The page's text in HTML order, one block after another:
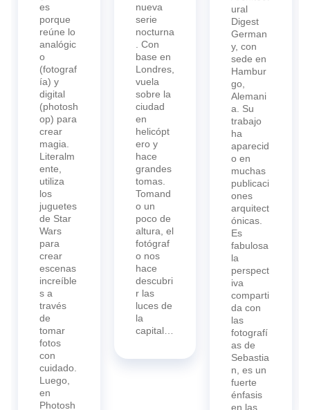
es
porque
reúne lo
analógic
o
(fotograf
ía) y
digital
(photosh
op) para
crear
magia.
Literalm
ente,
utiliza
los
juguetes
de Star
Wars
para
crear
escenas
increíble
s a
través
de
tomar
fotos
con
cuidado.
Luego,
en
Photosh
nueva
serie
nocturna
. Con
base en
Londres,
vuela
sobre la
ciudad
en
helicópt
ero y
hace
grandes
tomas.
Tomand
o un
poco de
altura, el
fotógraf
o nos
hace
descubri
r las
luces de
la
capital…
ural
Digest
German
y, con
sede en
Hambur
go,
Alemani
a. Su
trabajo
ha
aparecid
o en
muchas
publicaci
ones
arquitect
ónicas.
Es
fabulosa
la
perspect
iva
comparti
da con
las
fotografí
as de
Sebastia
n, es un
fuerte
énfasis
en las